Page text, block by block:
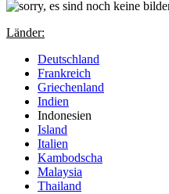
Länder:
Deutschland
Frankreich
Griechenland
Indien
Indonesien
Island
Italien
Kambodscha
Malaysia
Thailand